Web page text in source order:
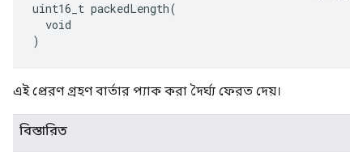
uint16_t packedLength(
  void
)
এই প্রেরণ গ্রহণ বার্তার প্যাক করা দৈর্ঘ্য ফেরত দেয়।
বিস্তারিত